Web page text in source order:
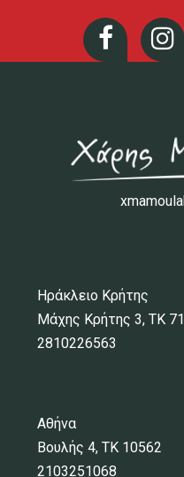
Ηράκλειο Κρήτης
Μάχης Κρήτης 3, ΤΚ
2810226563
Αθήνα
Βουλής 4, ΤΚ 10562
2103251068